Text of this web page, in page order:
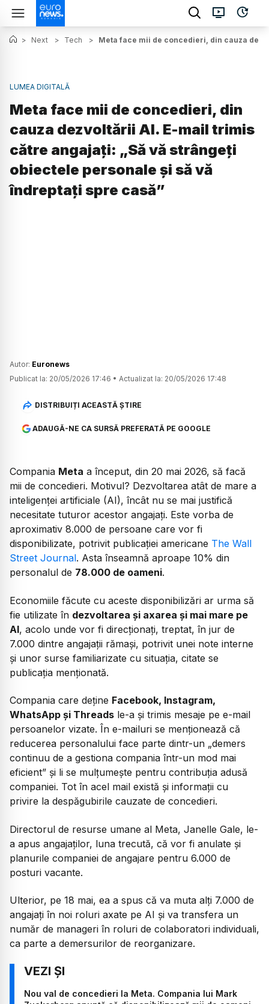
> Next > Tech > Meta face mii de concedieri, din cauza
LUMEA DIGITALĂ
Meta face mii de concedieri, din
cauza dezvoltării AI. E-mail trimis
către angajați: „Să vă strângeți
obiectele personale și să vă
îndreptați spre casă”
Autor: Euronews
Publicat la: 20/05/2026 17:46 • Actualizat la: 20/05/2026 17:48
DISTRIBUIȚI ACEASTĂ ȘTIRE
ADAUGĂ-NE CA SURSĂ PREFERATĂ PE GOOGLE
Compania Meta a început, din 20 mai 2026, să facă
mii de concedieri. Motivul? Dezvoltarea atât de mare a
inteligenței artificiale (AI), încât nu se mai justifică
necesitate tuturor acestor angajați. Este vorba de
aproximativ 8.000 de persoane care vor fi
disponibilizate, potrivit publicației americane The Wall
Street Journal. Asta înseamnă aproape 10% din
personalul de 78.000 de oameni.
Economiile făcute cu aceste disponibilizări ar urma să
fie utilizate în dezvoltarea și axarea și mai mare pe
AI, acolo unde vor fi direcționați, treptat, în jur de
7.000 dintre angajații rămași, potrivit unei note interne
și unor surse familiarizate cu situația, citate se
publicația menționată.
Compania care deține Facebook, Instagram,
WhatsApp și Threads le-a și trimis mesaje pe e-mail
persoanelor vizate. În e-mailuri se menționează că
reducerea personalului face parte dintr-un „demers
continuu de a gestiona compania într-un mod mai
eficient” și li se mulțumește pentru contribuția adusă
companiei. Tot în acel mail există și informații cu
privire la despăgubirile cauzate de concedieri.
Directorul de resurse umane al Meta, Janelle Gale, le-
a apus angajaților, luna trecută, că vor fi anulate și
planurile companiei de angajare pentru 6.000 de
posturi vacante.
Ulterior, pe 18 mai, ea a spus că va muta alți 7.000 de
angajați în noi roluri axate pe AI și va transfera un
număr de manageri în roluri de colaboratori individuali,
ca parte a demersurilor de reorganizare.
Nou val de concedieri la Meta. Compania lui Mark